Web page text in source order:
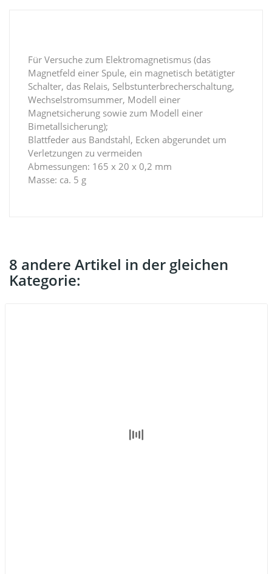
Für Versuche zum Elektromagnetismus (das
Magnetfeld einer Spule, ein magnetisch betätigter
Schalter, das Relais, Selbstunterbrecherschaltung,
Wechselstromsummer, Modell einer
Magnetsicherung sowie zum Modell einer
Bimetallsicherung);
Blattfeder aus Bandstahl, Ecken abgerundet um
Verletzungen zu vermeiden
Abmessungen: 165 x 20 x 0,2 mm
Masse: ca. 5 g
8 andere Artikel in der gleichen
Kategorie: